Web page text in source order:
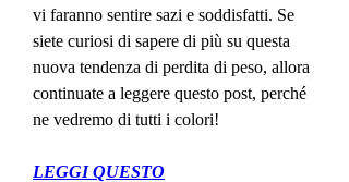
vi faranno sentire sazi e soddisfatti. Se
siete curiosi di sapere di più su questa
nuova tendenza di perdita di peso, allora
continuate a leggere questo post, perché
ne vedremo di tutti i colori!
LEGGI QUESTO